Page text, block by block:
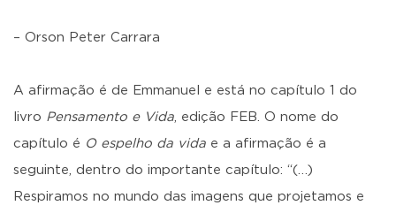
– Orson Peter Carrara
A afirmação é de Emmanuel e está no capítulo 1 do
livro Pensamento e Vida, edição FEB. O nome do
capítulo é O espelho da vida e a afirmação é a
seguinte, dentro do importante capítulo: “(…)
Respiramos no mundo das imagens que projetamos e